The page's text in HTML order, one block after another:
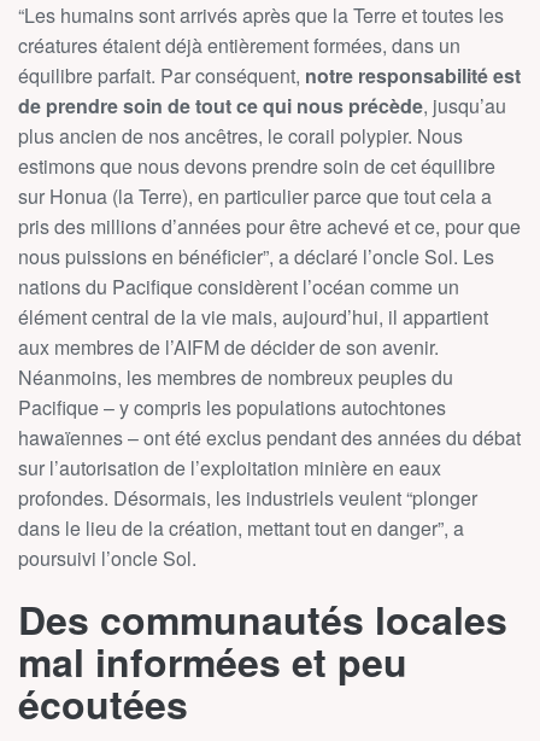
“Les humains sont arrivés après que la Terre et toutes les
créatures étaient déjà entièrement formées, dans un
équilibre parfait. Par conséquent, notre responsabilité est
de prendre soin de tout ce qui nous précède, jusqu’au
plus ancien de nos ancêtres, le corail polypier. Nous
estimons que nous devons prendre soin de cet équilibre
sur Honua (la Terre), en particulier parce que tout cela a
pris des millions d’années pour être achevé et ce, pour que
nous puissions en bénéficier”, a déclaré l’oncle Sol. Les
nations du Pacifique considèrent l’océan comme un
élément central de la vie mais, aujourd’hui, il appartient
aux membres de l’AIFM de décider de son avenir.
Néanmoins, les membres de nombreux peuples du
Pacifique – y compris les populations autochtones
hawaïennes – ont été exclus pendant des années du débat
sur l’autorisation de l’exploitation minière en eaux
profondes. Désormais, les industriels veulent “plonger
dans le lieu de la création, mettant tout en danger”, a
poursuivi l’oncle Sol.
Des communautés locales
mal informées et peu
écoutées